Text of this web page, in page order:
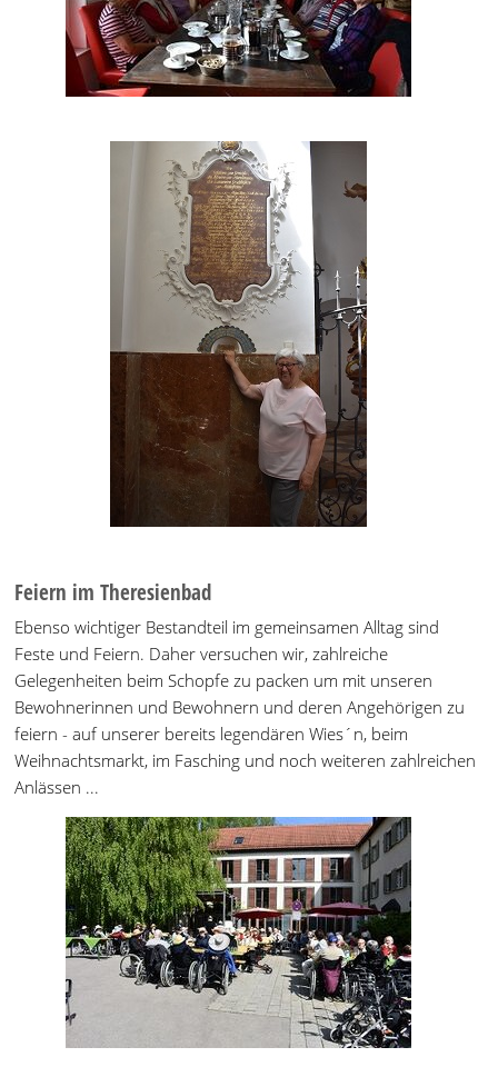
Feiern im Theresienbad
Ebenso wichtiger Bestandteil im gemeinsamen Alltag sind
Feste und Feiern. Daher versuchen wir, zahlreiche
Gelegenheiten beim Schopfe zu packen um mit unseren
Bewohnerinnen und Bewohnern und deren Angehörigen zu
feiern - auf unserer bereits legendären Wies´n, beim
Weihnachtsmarkt, im Fasching und noch weiteren zahlreichen
Anlässen ...